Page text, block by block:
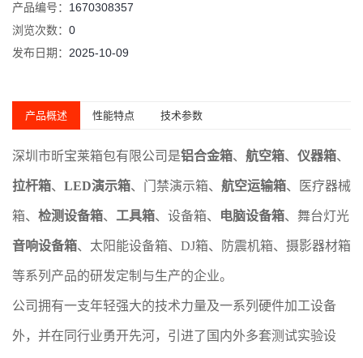
产品编号： 1670308357
浏览次数： 0
发布日期： 2025-10-09
产品概述 性能特点 技术参数
深圳市昕宝莱箱包有限公司是铝合金箱、 航空箱、 仪器箱、
拉杆箱、 LED演示箱、门禁演示箱、 航空运输箱、医疗器械
箱、 检测设备箱、 工具箱、设备箱、 电脑设备箱、舞台灯光
音响设备箱、太阳能设备箱、DJ箱、防震机箱、摄影器材箱
等系列产品的研发定制与生产的企业。
公司拥有一支年轻强大的技术力量及一系列硬件加工设备
外，并在同行业勇开先河，引进了国内外多套测试实验设